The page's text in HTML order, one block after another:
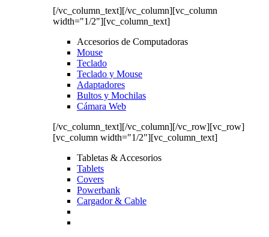
[/vc_column_text][/vc_column][vc_column
width="1/2"][vc_column_text]
Accesorios de Computadoras
Mouse
Teclado
Teclado y Mouse
Adaptadores
Bultos y Mochilas
Cámara Web
[/vc_column_text][/vc_column][/vc_row][vc_row]
[vc_column width="1/2"][vc_column_text]
Tabletas & Accesorios
Tablets
Covers
Powerbank
Cargador & Cable